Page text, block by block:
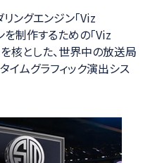
ングエンジン「Viz
を制作するための「Viz
核とした、世界中の放送局
イムグラフィック演出シス